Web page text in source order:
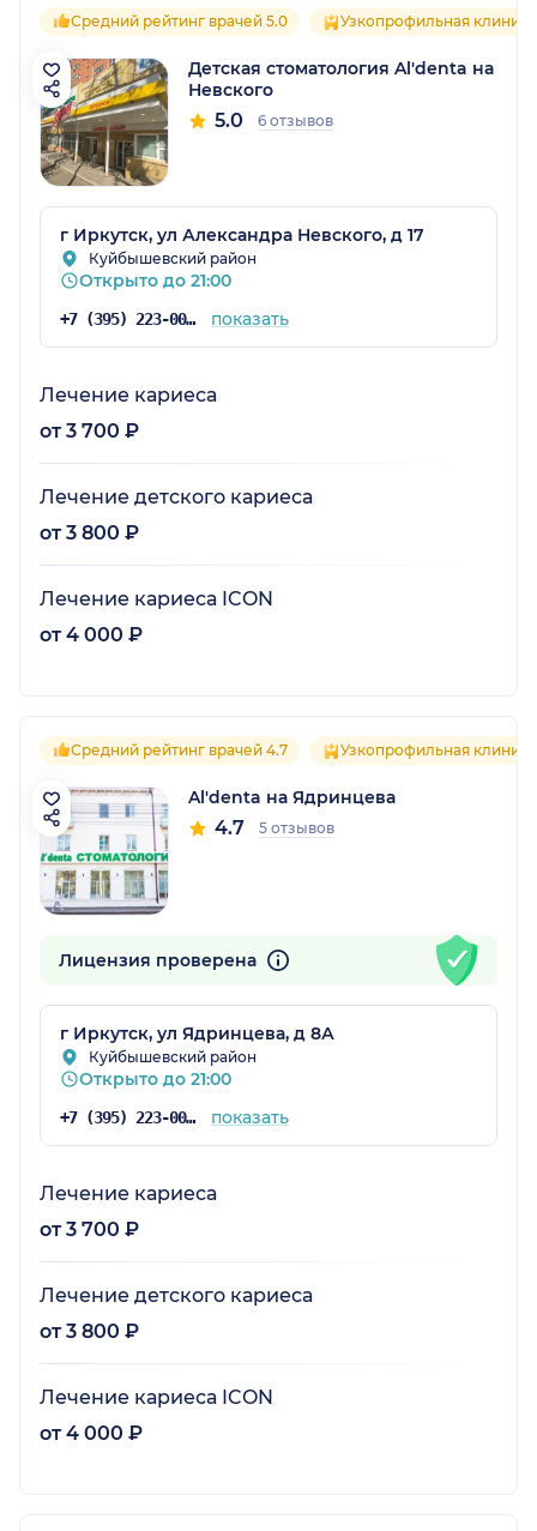
Средний рейтинг врачей 5.0 Узкопрофильная клиника
Детская стоматология Al'denta на
Невского
5.0 6 отзывов
г Иркутск, ул Александра Невского, д 17
Куйбышевский район
Открыто до 21:00
+7 (395) 223-00-00 показать
Лечение кариеса
от 3 700 ₽
Лечение детского кариеса
от 3 800 ₽
Лечение кариеса ICON
от 4 000 ₽
Средний рейтинг врачей 4.7 Узкопрофильная клиника
Al'denta на Ядринцева
4.7 5 отзывов
Лицензия проверена
г Иркутск, ул Ядринцева, д 8А
Куйбышевский район
Открыто до 21:00
+7 (395) 223-00-00 показать
Лечение кариеса
от 3 700 ₽
Лечение детского кариеса
от 3 800 ₽
Лечение кариеса ICON
от 4 000 ₽